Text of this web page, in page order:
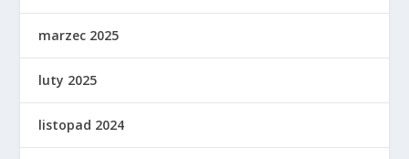
marzec 2025
luty 2025
listopad 2024